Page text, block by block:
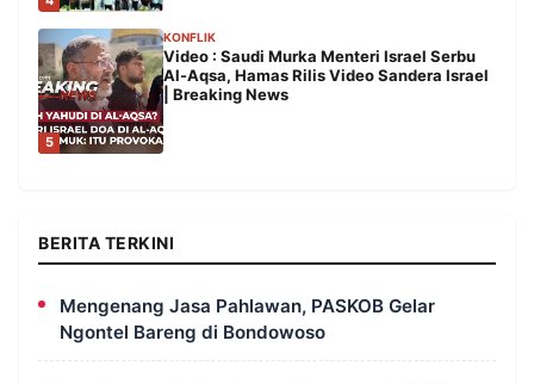
5
KONFLIK
Video : Saudi Murka Menteri Israel Serbu
Al-Aqsa, Hamas Rilis Video Sandera Israel
| Breaking News
BERITA TERKINI
Mengenang Jasa Pahlawan, PASKOB Gelar
Ngontel Bareng di Bondowoso